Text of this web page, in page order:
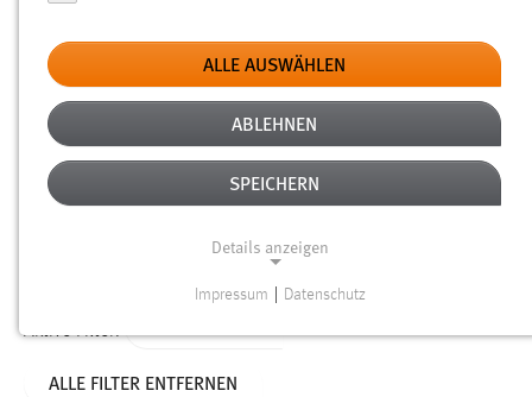
Typ
Erstellungsdatum
Alter
Aktive Filter:
ALLE FILTER ENTFERNEN
ALLE AUSWÄHLEN
ABLEHNEN
SPEICHERN
Details anzeigen
Funktionen und sind für die einwandfreie Funktion der
Impressum Datenschutz